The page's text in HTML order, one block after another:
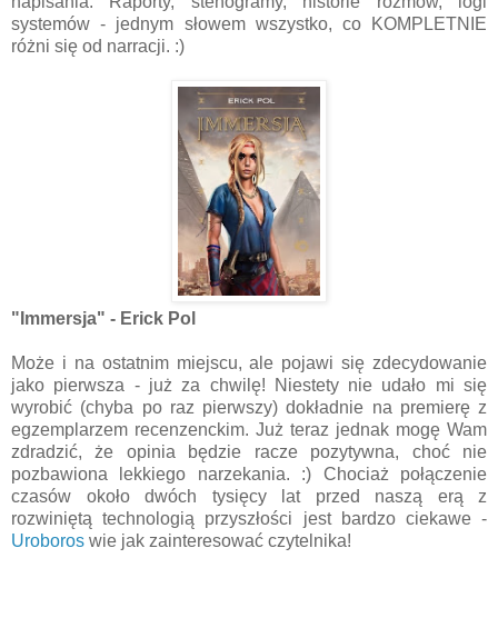
systemów - jednym słowem wszystko, co KOMPLETNIE
różni się od narracji. :)
"Immersja" - Erick Pol
Może i na ostatnim miejscu, ale pojawi się zdecydowanie
jako pierwsza - już za chwilę! Niestety nie udało mi się
wyrobić (chyba po raz pierwszy) dokładnie na premierę z
egzemplarzem recenzenckim. Już teraz jednak mogę Wam
zdradzić, że opinia będzie racze pozytywna, choć nie
pozbawiona lekkiego narzekania. :) Chociaż połączenie
czasów około dwóch tysięcy lat przed naszą erą z
rozwiniętą technologią przyszłości jest bardzo ciekawe -
Uroboros wie jak zainteresować czytelnika!